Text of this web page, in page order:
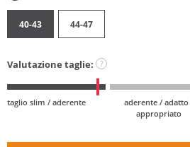
40-43 44-47
Valutazione taglie: ?
taglio slim / aderente
aderente /
appropriato